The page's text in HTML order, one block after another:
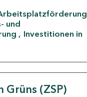
und
Investitionen in
(ZSP)